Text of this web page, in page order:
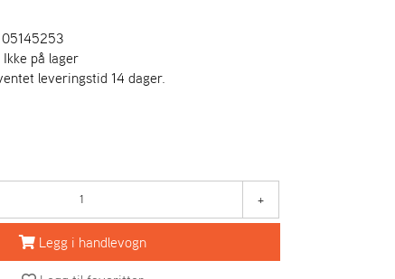
05145253
Ikke på lager
leveringstid 14 dager.
+
Legg i handlevogn